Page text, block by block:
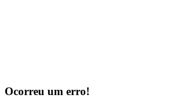
Ocorreu um erro!